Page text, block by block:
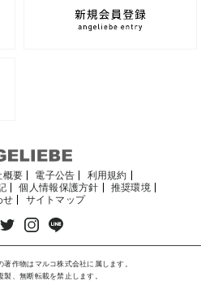
概要 電子公告
利用規約
個人情報保護方針
推奨環境
せ
サイトマップ
作物はマルコ株式会社に属します。
、無断転載を禁止します。